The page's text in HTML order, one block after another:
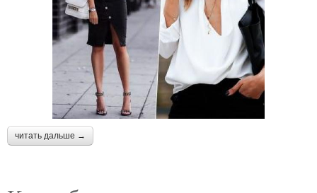
читать дальше →